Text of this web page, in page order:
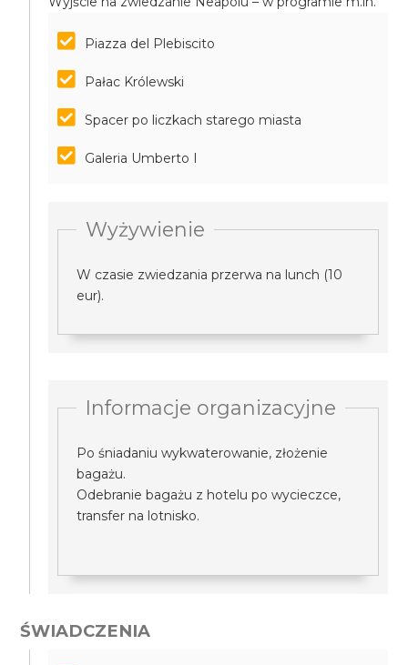
Piazza del Plebiscito
Pałac Królewski
Spacer po liczkach starego miasta
Galeria Umberto I
Wyżywienie
W czasie zwiedzania przerwa na lunch (10
eur).
Informacje organizacyjne
Po śniadaniu wykwaterowanie, złożenie
bagażu.
Odebranie bagażu z hotelu po wycieczce,
transfer na lotnisko.
ŚWIADCZENIA